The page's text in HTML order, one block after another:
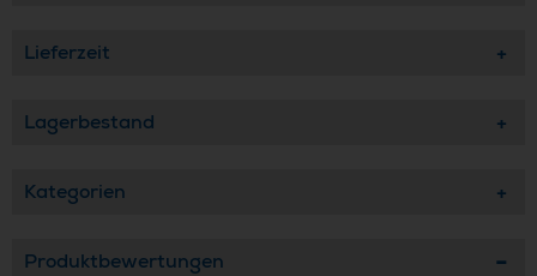
Lieferzeit
Lagerbestand
Kategorien
Produktbewertungen